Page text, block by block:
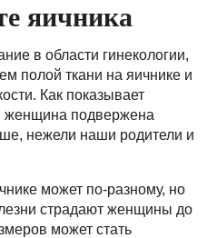
яичника
в области гинекологии,
полой ткани на яичнике и
Как показывает
женщина подвержена
нежели наши родители и
может по-разному, но
страдают женщины до
может стать